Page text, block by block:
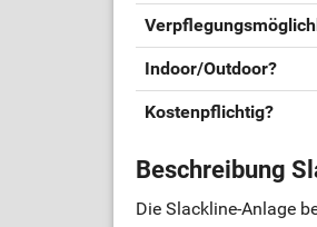
Indoor/Outdoor?
Kostenpflichtig?
Beschreibung
Die Slackline-Anlage